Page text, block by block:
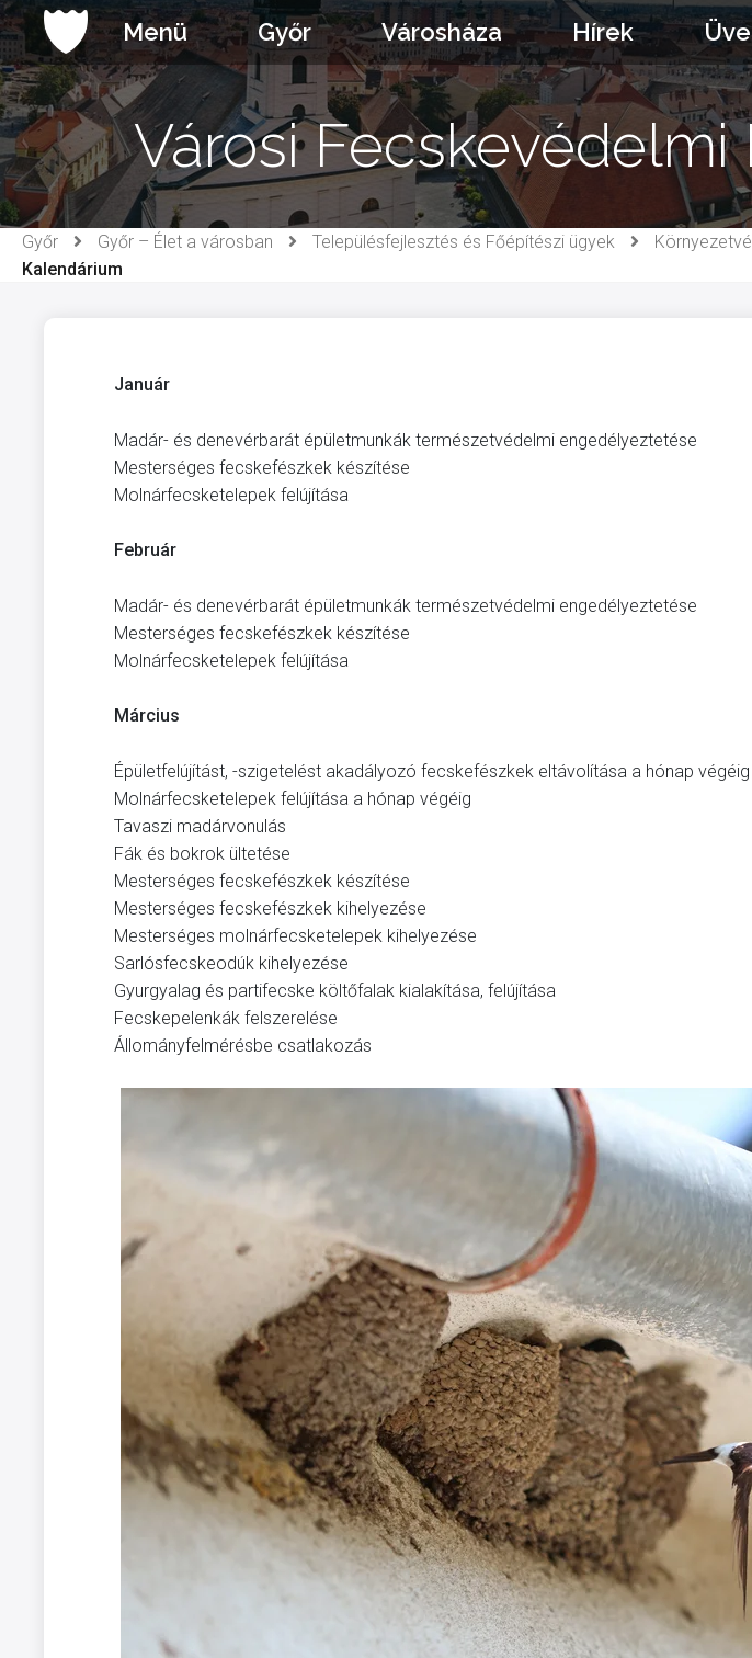
Ugrás
a
tartalomhoz
Menü Győr Városháza Hírek
Városi
Győr Győr – Élet a városban Településfejlesztés és Főépítészi ügyek
Kalendárium
Január
Madár- és denevérbarát épületmunkák természetvédelmi engedélyeztetése
Mesterséges fecskefészkek készítése
Molnárfecsketelepek felújítása
Február
Madár- és denevérbarát épületmunkák természetvédelmi engedélyeztetése
Mesterséges fecskefészkek készítése
Molnárfecsketelepek felújítása
Március
Épületfelújítást, -szigetelést akadályozó fecskefészkek eltávolítása a hónap
Molnárfecsketelepek felújítása a hónap végéig
Tavaszi madárvonulás
Fák és bokrok ültetése
Mesterséges fecskefészkek készítése
Mesterséges fecskefészkek kihelyezése
Mesterséges molnárfecsketelepek kihelyezése
Sarlósfecskeodúk kihelyezése
Gyurgyalag és partifecske költőfalak kialakítása, felújítása
Fecskepelenkák felszerelése
Állományfelmérésbe csatlakozás